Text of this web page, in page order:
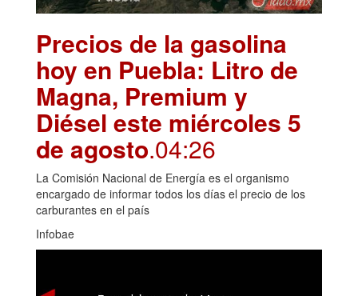
Precios de la gasolina
hoy en Puebla: Litro de
Magna, Premium y
Diésel este miércoles 5
de agosto.04:26
La Comisión Nacional de Energía es el organismo
encargado de informar todos los días el precio de los
carburantes en el país
Infobae